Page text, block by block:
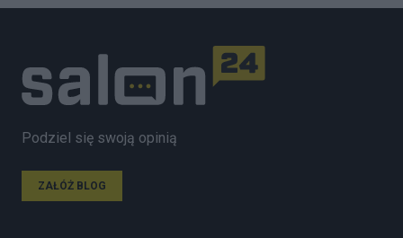
Podziel się swoją opinią
ZAŁÓŻ BLOG